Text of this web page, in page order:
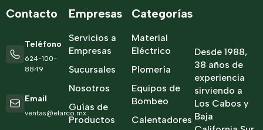
Desde 1988,
38 años de
experiencia
sirviendo a
Los Cabos y
Baja
Categorías
Material
Eléctrico
Plomería
Equipos de
Bombeo
Calentadores
Empresas
Servicios a
Empresas
Sucursales
Nosotros
Guías de
Productos
Contacto
Teléfono
624-100-
8849
Email
ventas@elarco.mx